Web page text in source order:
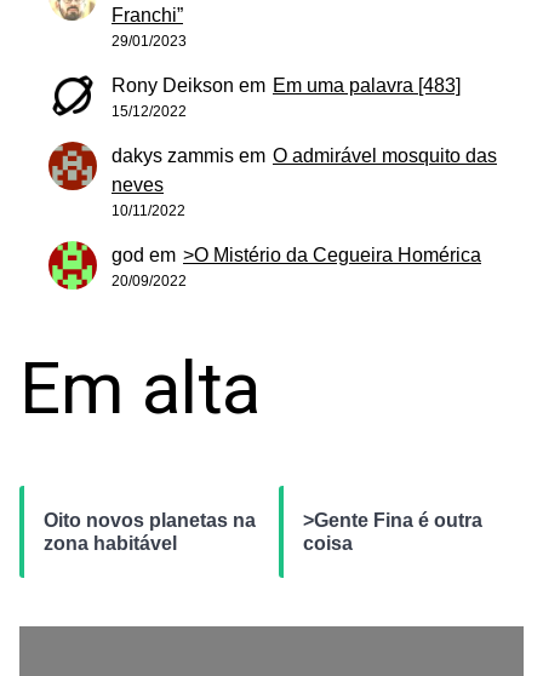
Franchi”
29/01/2023
Rony Deikson em Em uma palavra [483]
15/12/2022
dakys zammis em O admirável mosquito das
neves
10/11/2022
god em >O Mistério da Cegueira Homérica
20/09/2022
Em alta
Oito novos planetas na
zona habitável
>Gente Fina é outra
coisa